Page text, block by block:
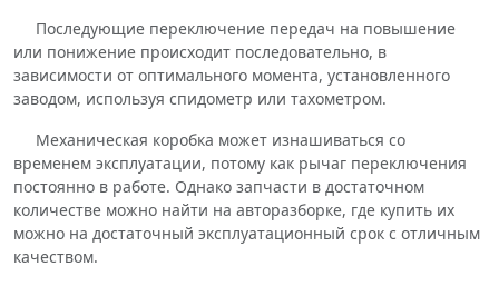
Последующие переключение передач на повышение
или понижение происходит последовательно, в
зависимости от оптимального момента, установленного
заводом, используя спидометр или тахометром.
Механическая коробка может изнашиваться со
временем эксплуатации, потому как рычаг переключения
постоянно в работе. Однако запчасти в достаточном
количестве можно найти на авторазборке, где купить их
можно на достаточный эксплуатационный срок с отличным
качеством.